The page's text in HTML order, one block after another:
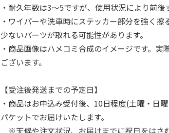
・耐久年数は3～5ですが、使用状況により前後
・ワイパーや洗車時にステッカー部分を強く擦
少ないパーツが取れる可能性があります。
・商品画像はハメコミ合成のイメージです。実
ございます。
【受注後発送までの予定日】
・商品はお申込み受付後、10日程度(土曜・日
パケットでお届けいたします。
※天候や注文状況、お届けまでに祝日をはさ